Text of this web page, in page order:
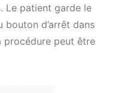
Le patient garde le
d’arrêt dans
procédure peut être